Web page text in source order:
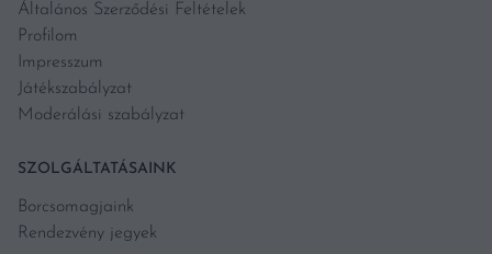
Általános Szerződési Feltételek
Profilom
Impresszum
Játékszabályzat
Moderálási szabályzat
SZOLGÁLTATÁSAINK
Borcsomagjaink
Rendezvény jegyek